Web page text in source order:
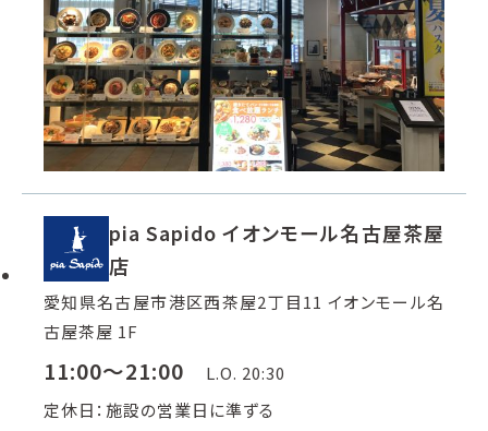
pia Sapido イオンモール名古屋茶屋
店
愛知県名古屋市港区西茶屋2丁目11 イオンモール名
古屋茶屋 1F
11:00～21:00
L.O. 20:30
定休日：施設の営業日に準ずる